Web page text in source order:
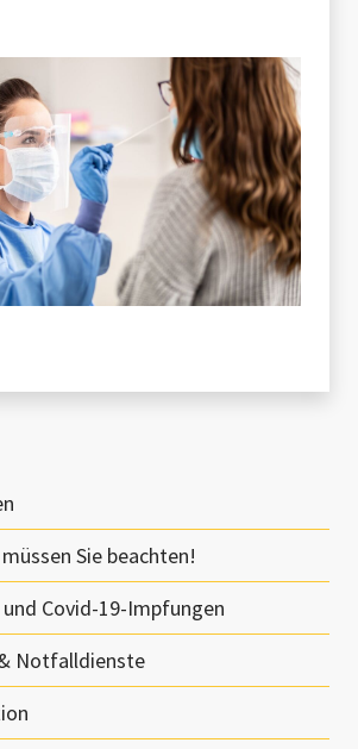
Sie beachten!
Covid-19-Impfungen
Notfalldienste